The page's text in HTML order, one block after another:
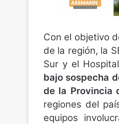
Con el objetivo
de la región, la
Sur y el
bajo sospecha
de la Provincia
regiones del
equipos